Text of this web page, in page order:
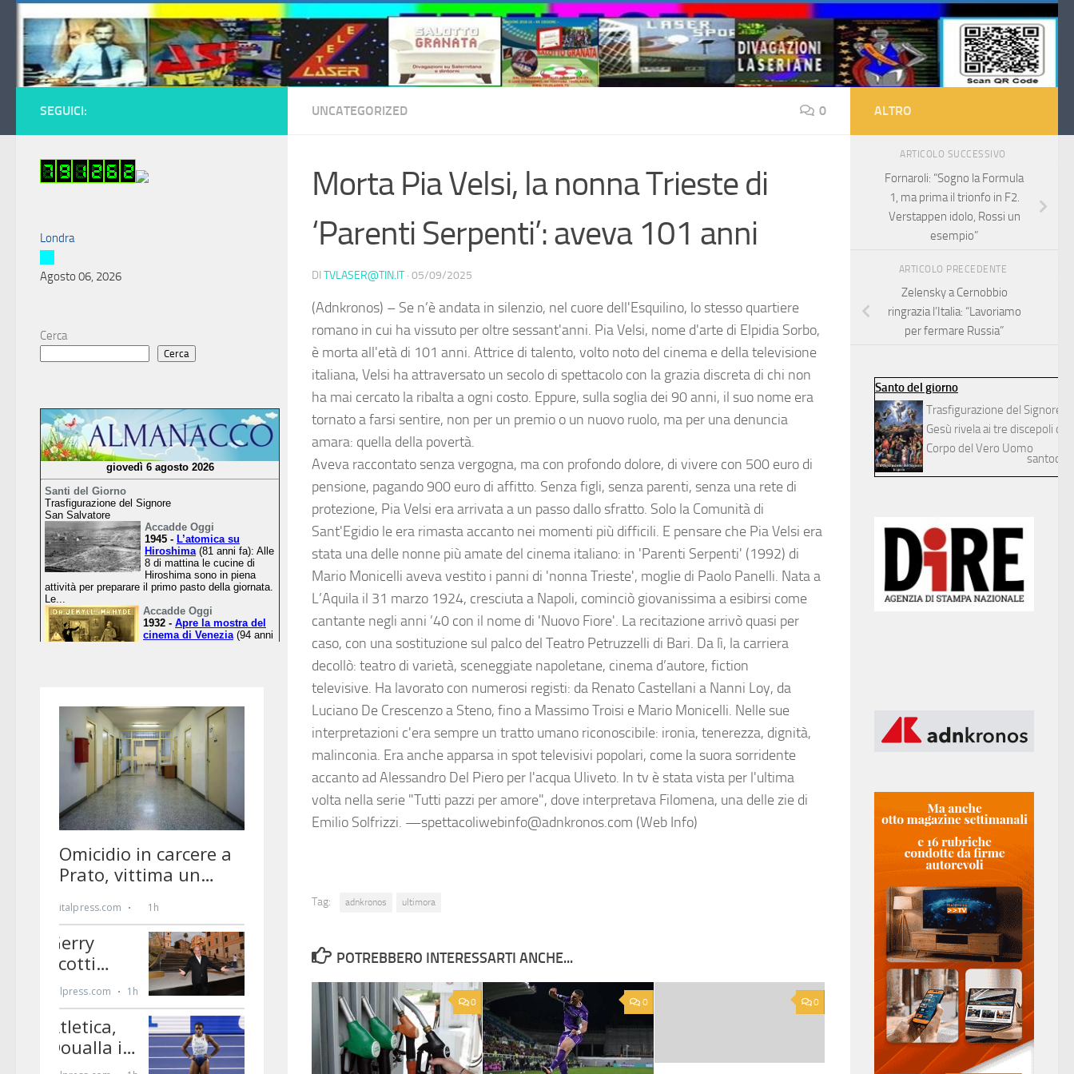
Salta al contenuto
UNCATEGORIZED 0
Morta Pia Velsi, la nonna Trieste di
‘Parenti Serpenti’: aveva 101 anni
DI TVLASER@TIN.IT · 05/09/2025
(Adnkronos) – Se n’è andata in silenzio, nel cuore dell'Esquilino, lo stesso quartiere
romano in cui ha vissuto per oltre sessant'anni. Pia Velsi, nome d'arte di Elpidia Sorbo,
è morta all'età di 101 anni. Attrice di talento, volto noto del cinema e della televisione
italiana, Velsi ha attraversato un secolo di spettacolo con la grazia discreta di chi non
ha mai cercato la ribalta a ogni costo. Eppure, sulla soglia dei 90 anni, il suo nome era
tornato a farsi sentire, non per un premio o un nuovo ruolo, ma per una denuncia
amara: quella della povertà.
Aveva raccontato senza vergogna, ma con profondo dolore, di vivere con 500 euro di
pensione, pagando 900 euro di affitto. Senza figli, senza parenti, senza una rete di
protezione, Pia Velsi era arrivata a un passo dallo sfratto. Solo la Comunità di
Sant'Egidio le era rimasta accanto nei momenti più difficili. E pensare che Pia Velsi era
stata una delle nonne più amate del cinema italiano: in 'Parenti Serpenti' (1992) di
Mario Monicelli aveva vestito i panni di 'nonna Trieste', moglie di Paolo Panelli. Nata a
L’Aquila il 31 marzo 1924, cresciuta a Napoli, cominciò giovanissima a esibirsi come
cantante negli anni ’40 con il nome di 'Nuovo Fiore'. La recitazione arrivò quasi per
caso, con una sostituzione sul palco del Teatro Petruzzelli di Bari. Da lì, la carriera
decollò: teatro di varietà, sceneggiate napoletane, cinema d’autore, fiction
televisive. Ha lavorato con numerosi registi: da Renato Castellani a Nanni Loy, da
Luciano De Crescenzo a Steno, fino a Massimo Troisi e Mario Monicelli. Nelle sue
interpretazioni c'era sempre un tratto umano riconoscibile: ironia, tenerezza, dignità,
malinconia. Era anche apparsa in spot televisivi popolari, come la suora sorridente
accanto ad Alessandro Del Piero per l'acqua Uliveto. In tv è stata vista per l'ultima
volta nella serie "Tutti pazzi per amore", dove interpretava Filomena, una delle zie di
Emilio Solfrizzi. —spettacoliwebinfo@adnkronos.com (Web Info)
Tag: adnkronos ultimora
POTREBBERO INTERESSARTI ANCHE...
0 0 0
SEGUICI:
Londra
Agosto 06, 2026
Cerca
Cerca
ALTRO
ARTICOLO SUCCESSIVO
Fornaroli: “Sogno la Formula
1, ma prima il trionfo in F2.
Verstappen idolo, Rossi un
esempio”
ARTICOLO PRECEDENTE
Zelensky a Cernobbio
ringrazia l’Italia: “Lavoriamo
per fermare Russia”
Santo del giorno
Trasfigurazione del Signore
Gesù rivela ai tre discepoli
Corpo del Vero Uomo